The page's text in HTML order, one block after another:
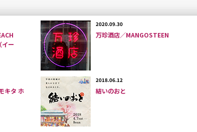
ーの西村等さん（33歳）。
改札のすぐ前を環状七号線が通るが商店街はなく、近隣住民
地味な駅だが、ここに09年3月23日、新しくオープンしたラ
所：東京都世田谷区羽根木)が注目を集めている。運営は株式会
ー
2020.09.30
万珍酒店／MANGOSTEEN
キタ ホ
2018.06.12
結いのおと